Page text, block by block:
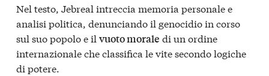
Nel testo, Jebreal intreccia memoria personale e
analisi politica, denunciando il genocidio in corso
sul suo popolo e il vuoto morale di un ordine
internazionale che classifica le vite secondo logiche
di potere.